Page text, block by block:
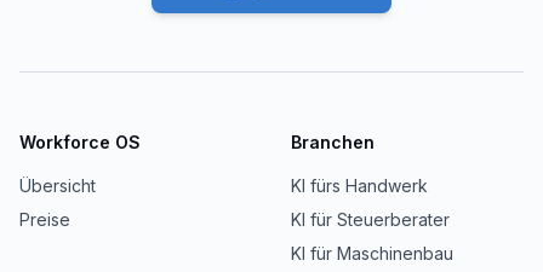
Workforce OS
Übersicht
Preise
Branchen
KI fürs Handwerk
KI für Steuerberater
KI für Maschinenbau